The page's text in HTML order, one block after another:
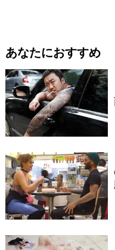
あなたにおすすめ